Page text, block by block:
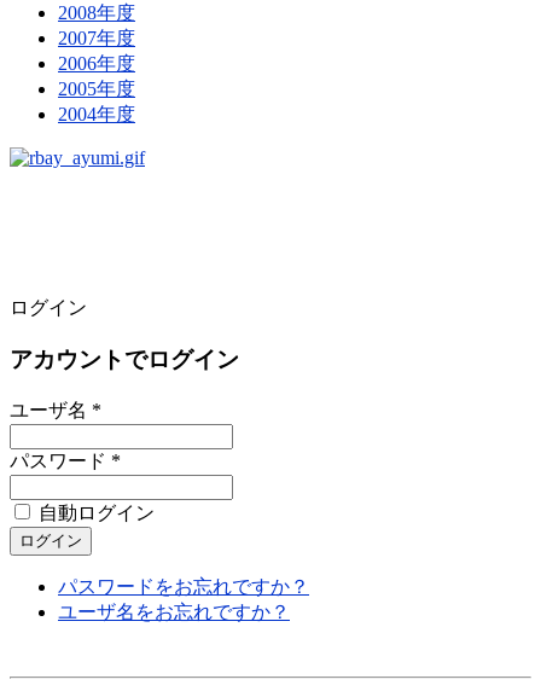
2008年度
2007年度
2006年度
2005年度
2004年度
ログイン
アカウントでログイン
ユーザ名 *
パスワード *
自動ログイン
パスワードをお忘れですか？
ユーザ名をお忘れですか？